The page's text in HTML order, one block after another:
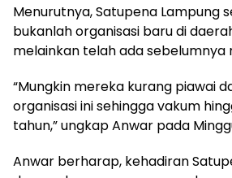
Menurutnya, Satupena Lampung
bukanlah organisasi baru di
melainkan telah ada sebelumnya
“Mungkin mereka kurang piawai
organisasi ini sehingga vakum
tahun,” ungkap Anwar pada
Anwar berharap, kehadiran